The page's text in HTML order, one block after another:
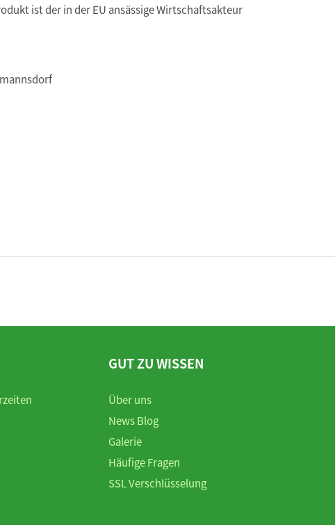
ist der in der EU ansässige Wirtschaftsakteur
GUT ZU WISSEN
Über uns
News Blog
Galerie
Häufige Fragen
SSL Verschlüsselung